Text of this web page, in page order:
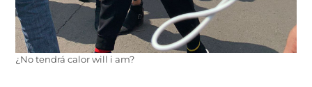
¿No tendrá calor will i am?